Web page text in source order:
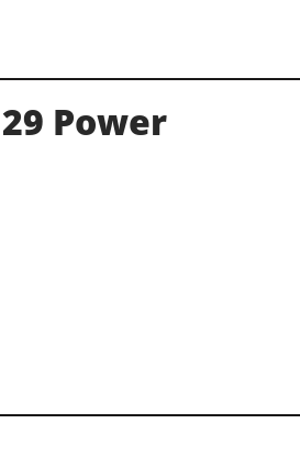
Power